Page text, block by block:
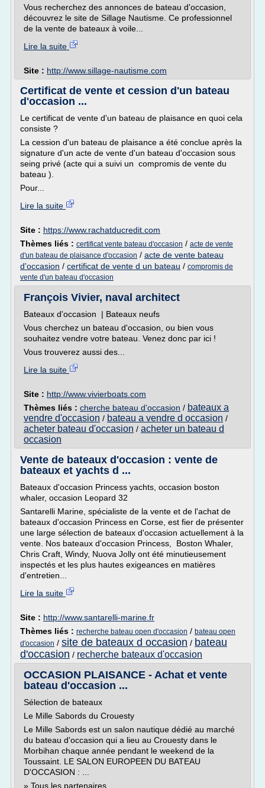
Vous recherchez des annonces de bateau d'occasion,
découvrez le site de Sillage Nautisme. Ce professionnel
de la vente de bateaux à voile...
Lire la suite
Site : http://www.sillage-nautisme.com
Certificat de vente et cession d'un bateau
d'occasion ...
Le certificat de vente d'un bateau de plaisance en quoi cela
consiste ?
La cession d'un bateau de plaisance a été conclue après la
signature d'un acte de vente d'un bateau d'occasion sous
seing privé (acte qui a suivi un compromis de vente du
bateau ).
Pour...
Lire la suite
Site : https://www.rachatducredit.com
Thèmes liés : certificat vente bateau d'occasion / acte de vente
d'un bateau de plaisance d'occasion / acte de vente bateau
d'occasion / certificat de vente d un bateau / compromis de
vente d'un bateau d'occasion
François Vivier, naval architect
Bateaux d'occasion | Bateaux neufs
Vous cherchez un bateau d'occasion, ou bien vous
souhaitez vendre votre bateau. Venez donc par ici !
Vous trouverez aussi des...
Lire la suite
Site : http://www.vivierboats.com
Thèmes liés : cherche bateau d'occasion / bateaux a
vendre d'occasion / bateau a vendre d occasion /
acheter bateau d'occasion / acheter un bateau d
occasion
Vente de bateaux d'occasion : vente de
bateaux et yachts d ...
Bateaux d'occasion Princess yachts, occasion boston
whaler, occasion Leopard 32
Santarelli Marine, spécialiste de la vente et de l'achat de
bateaux d'occasion Princess en Corse, est fier de présenter
une large sélection de bateaux d'occasion actuellement à la
vente. Nos bateaux d'occasion Princess, Boston Whaler,
Chris Craft, Windy, Nuova Jolly ont été minutieusement
inspectés et les plus hautes exigeances en matières
d'entretien...
Lire la suite
Site : http://www.santarelli-marine.fr
Thèmes liés : recherche bateau open d'occasion / bateau open
d'occasion / site de bateaux d occasion / bateau
d'occasion / recherche bateaux d'occasion
OCCASION PLAISANCE - Achat et vente
bateau d'occasion ...
Sélection de bateaux
Le Mille Sabords du Crouesty
Le Mille Sabords est un salon nautique dédié au marché
du bateau d'occasion qui a lieu au Crouesty dans le
Morbihan chaque année pendant le weekend de la
Toussaint. LE SALON EUROPEEN DU BATEAU
D'OCCASION : ...
» Tous les partenaires